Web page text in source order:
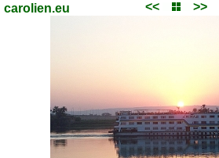
carolien.eu << >>